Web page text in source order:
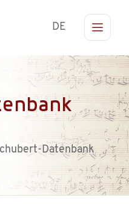
DE
Datenbank